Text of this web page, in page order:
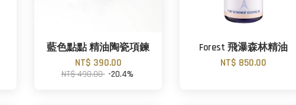
藍色點點 精油陶瓷項鍊
NT$ 390.00
NT$ 490.00 -20.4%
Forest 飛瀑森林精油
NT$ 850.00